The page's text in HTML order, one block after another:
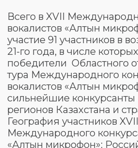
Всего в XVII
вокалистов «Алтын
участие 91 участников в
21-го года, в числе
победители Областного
тура Международного
вокалистов «Алтын
сильнейшие конкурсанты
регионов Казахстана и
География участников XVII
Международного
«Алтын микрофон»: